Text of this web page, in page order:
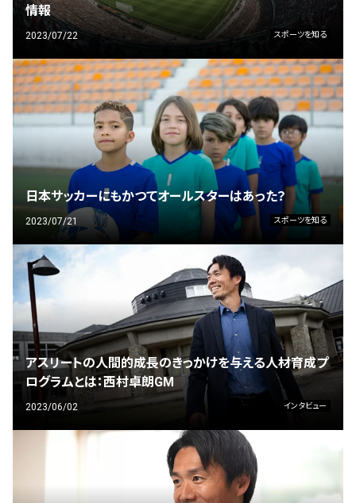
情報
2023/07/22 スポーツを知る
日本サッカーにもかつてオールスターはあった？
2023/07/21 スポーツを知る
アスリートの人間的成長のきっかけを与える人材育成プ
ログラムとは：西村卓朗GM
2023/06/02 インタビュー